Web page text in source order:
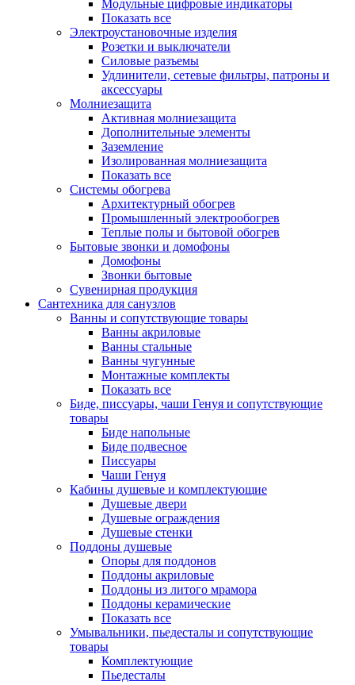
Модульные цифровые индикаторы
Показать все
Электроустановочные изделия
Розетки и выключатели
Силовые разъемы
Удлинители, сетевые фильтры, патроны и
аксессуары
Молниезащита
Активная молниезащита
Дополнительные элементы
Заземление
Изолированная молниезащита
Показать все
Системы обогрева
Архитектурный обогрев
Промышленный электрообогрев
Теплые полы и бытовой обогрев
Бытовые звонки и домофоны
Домофоны
Звонки бытовые
Сувенирная продукция
Сантехника для санузлов
Ванны и сопутствующие товары
Ванны акриловые
Ванны стальные
Ванны чугунные
Монтажные комплекты
Показать все
Биде, писсуары, чаши Генуя и сопутствующие
товары
Биде напольные
Биде подвесное
Писсуары
Чаши Генуя
Кабины душевые и комплектующие
Душевые двери
Душевые ограждения
Душевые стенки
Поддоны душевые
Опоры для поддонов
Поддоны акриловые
Поддоны из литого мрамора
Поддоны керамические
Показать все
Умывальники, пьедесталы и сопутствующие
товары
Комплектующие
Пьедесталы